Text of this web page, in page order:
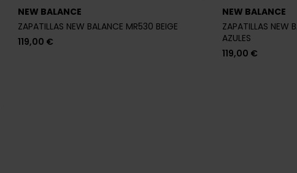
NEW BALANCE
ZAPATILLAS NEW BALANCE MR530 BEIGE
119,00 €
NEW BALANCE
ZAPATILLAS NEW
AZULES
119,00 €